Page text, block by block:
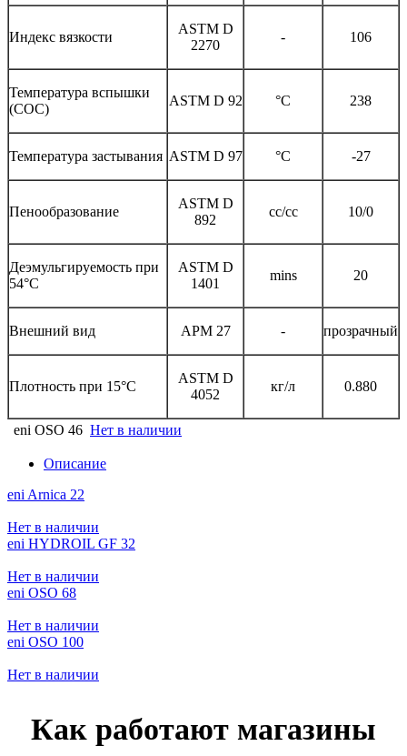
Индекс вязкости
ASTM D
2270
- 106
Температура вспышки
(COC)
ASTM D 92 °C 238
Температура застывания ASTM D 97 °C -27
Пенообразование
ASTM D
892
cc/cc 10/0
Деэмульгируемость при
54°C
ASTM D
1401
mins 20
Внешний вид APM 27 - прозрачный
Плотность при 15°С
ASTM D
4052
кг/л 0.880
eni OSO 46 Нет в наличии
Описание
eni Arnica 22
Нет в наличии
eni HYDROIL GF 32
Нет в наличии
eni OSO 68
Нет в наличии
eni OSO 100
Нет в наличии
Как работают магазины